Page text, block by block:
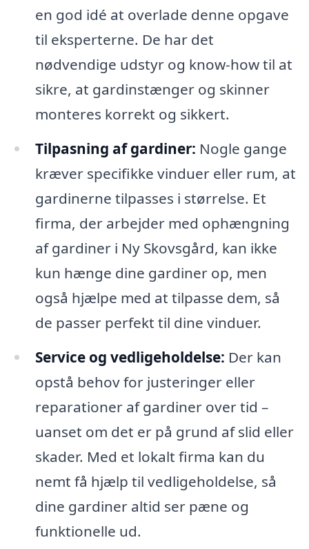
en god idé at overlade denne opgave
til eksperterne. De har det
nødvendige udstyr og know-how til at
sikre, at gardinstænger og skinner
monteres korrekt og sikkert.
Tilpasning af gardiner: Nogle gange
kræver specifikke vinduer eller rum, at
gardinerne tilpasses i størrelse. Et
firma, der arbejder med ophængning
af gardiner i Ny Skovsgård, kan ikke
kun hænge dine gardiner op, men
også hjælpe med at tilpasse dem, så
de passer perfekt til dine vinduer.
Service og vedligeholdelse: Der kan
opstå behov for justeringer eller
reparationer af gardiner over tid –
uanset om det er på grund af slid eller
skader. Med et lokalt firma kan du
nemt få hjælp til vedligeholdelse, så
dine gardiner altid ser pæne og
funktionelle ud.